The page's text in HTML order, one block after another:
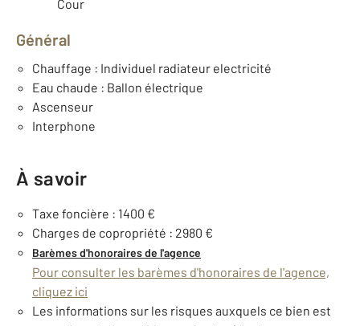
Cour
Général
Chauffage : Individuel radiateur electricité
Eau chaude : Ballon électrique
Ascenseur
Interphone
À savoir
Taxe foncière : 1400 €
Charges de copropriété : 2980 €
Barèmes d'honoraires de l'agence
Pour consulter les barèmes d'honoraires de l'agence,
cliquez ici
Les informations sur les risques auxquels ce bien est